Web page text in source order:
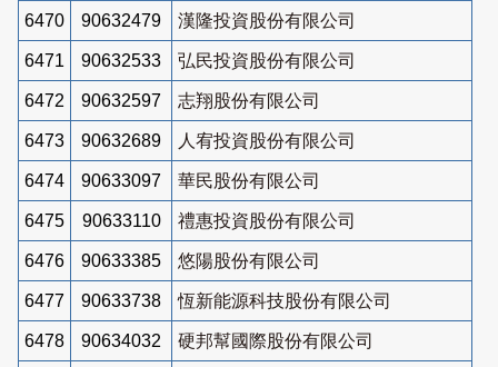
6470 90632479 漢隆投資股份有限公司
6471 90632533 弘民投資股份有限公司
6472 90632597 志翔股份有限公司
6473 90632689 人宥投資股份有限公司
6474 90633097 華民股份有限公司
6475 90633110 禮惠投資股份有限公司
6476 90633385 悠陽股份有限公司
6477 90633738 恆新能源科技股份有限公司
6478 90634032 硬邦幫國際股份有限公司